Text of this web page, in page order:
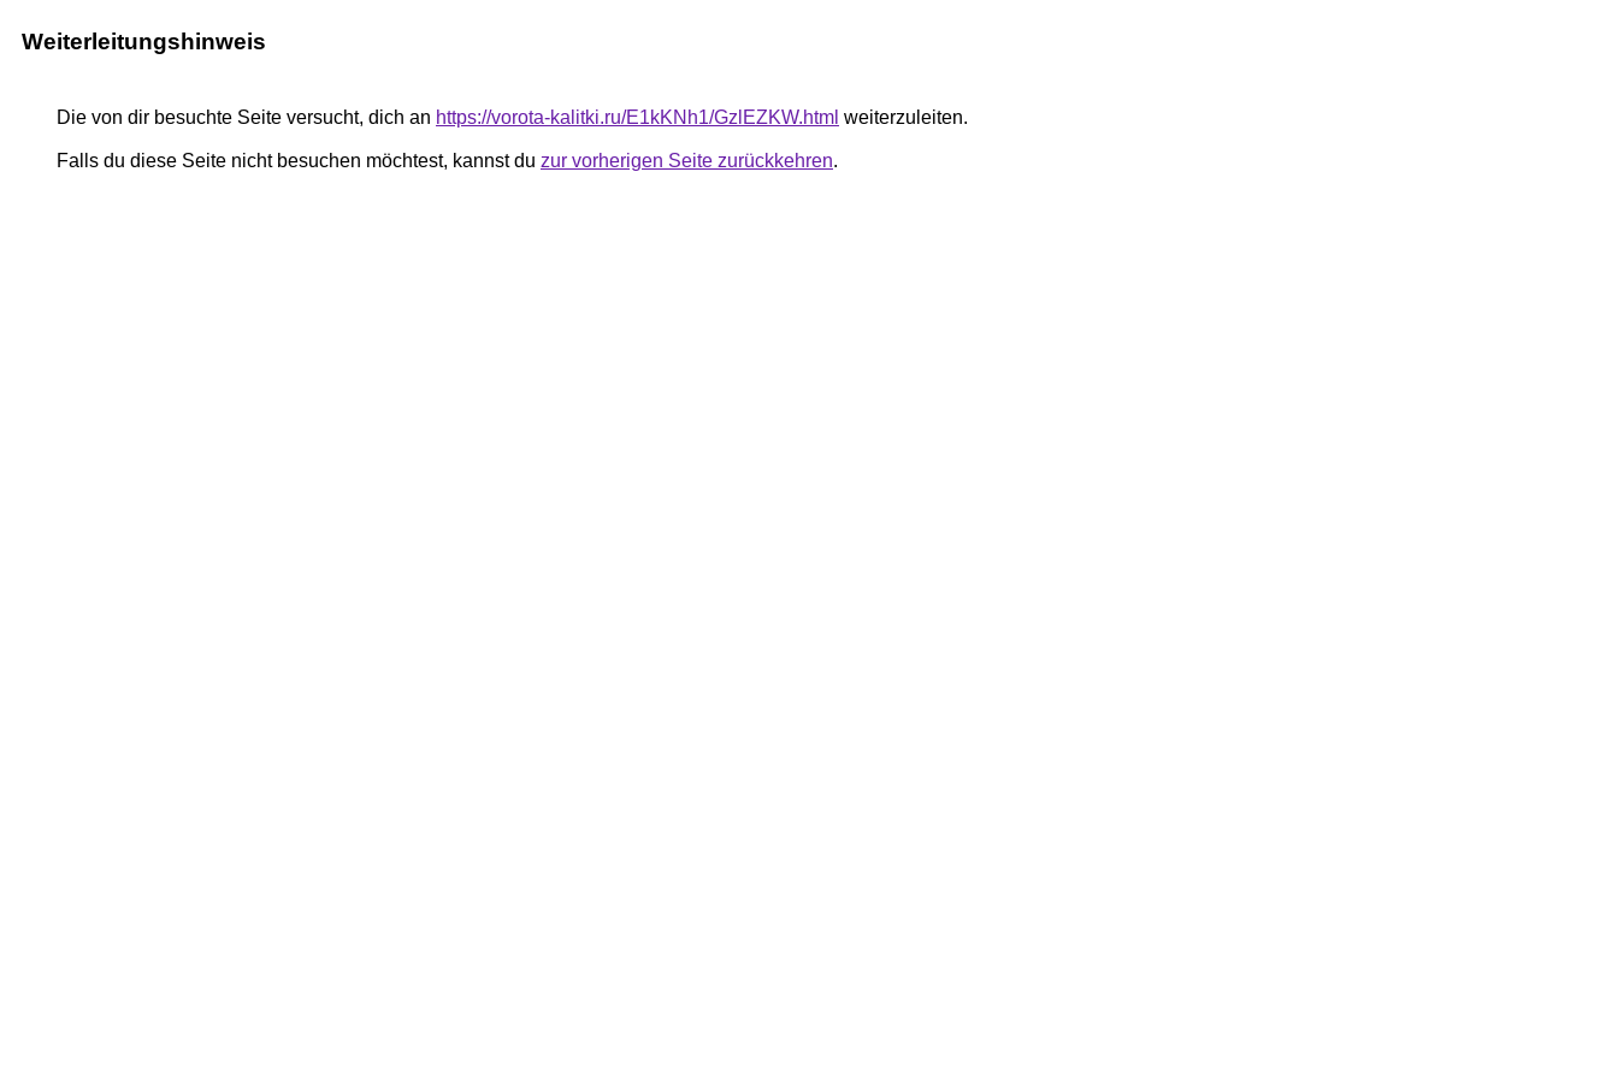
Weiterleitungshinweis
Die von dir besuchte Seite versucht, dich an https://vorota-kalitki.ru/E1kKNh1/GzlEZKW.html weiterzuleiten.
Falls du diese Seite nicht besuchen möchtest, kannst du zur vorherigen Seite zurückkehren.